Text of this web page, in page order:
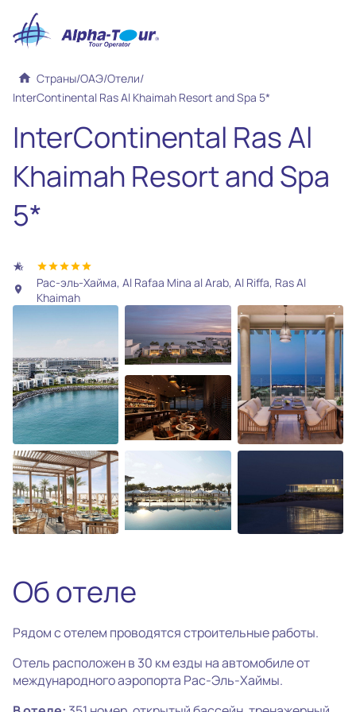
home Страны/ОАЭ/Отели/
InterContinental Ras Al Khaimah Resort and Spa 5*
InterContinental Ras Al
Khaimah Resort and Spa
5*
hotel_class starstarstarstarstar
location_on
Рас-эль-Хайма, Al Rafaa Mina al Arab, Al Riffa, Ras Al
Khaimah
Все фотографии
(30)
Об отеле
Рядом с отелем проводятся строительные работы.
Отель расположен в 30 км езды на автомобиле от
международного аэропорта Рас-Эль-Хаймы.